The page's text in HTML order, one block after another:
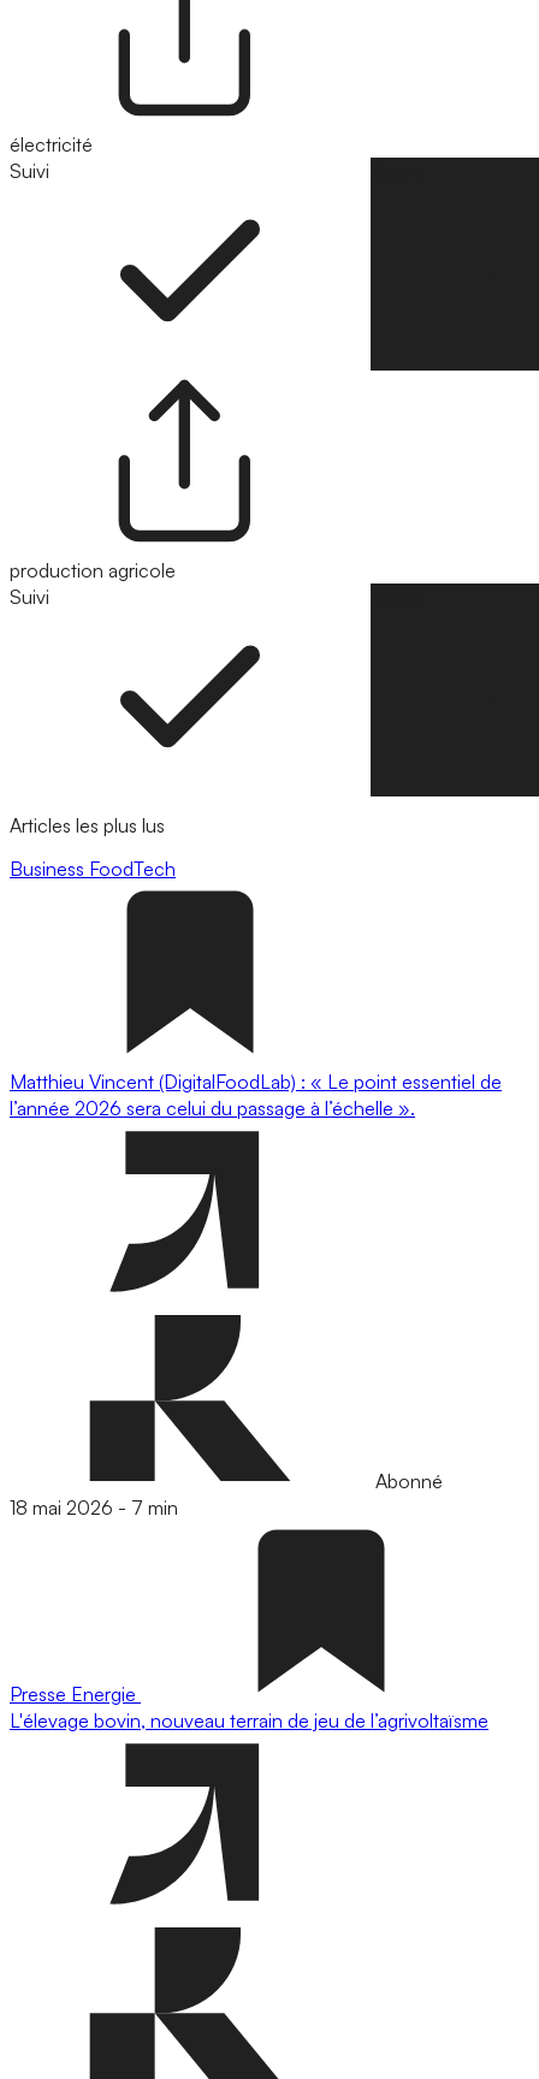
électricité
Suivi
production agricole
Suivi
Articles les plus lus
Business FoodTech
Matthieu Vincent (DigitalFoodLab) : « Le point essentiel de
l’année 2026 sera celui du passage à l’échelle ».
Abonné
18 mai 2026 - 7 min
Presse Energie
L'élevage bovin, nouveau terrain de jeu de l’agrivoltaïsme